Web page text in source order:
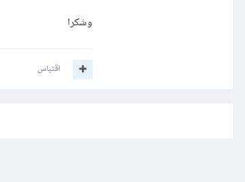
وشكرا
اقتباس